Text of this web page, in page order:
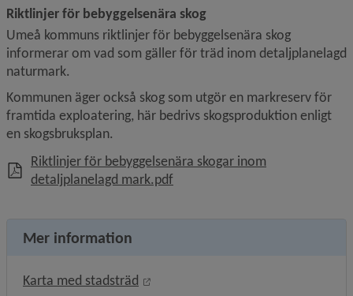
Riktlinjer för bebyggelsenära skog
Umeå kommuns riktlinjer för bebyggelsenära skog
informerar om vad som gäller för träd inom detaljplanelagd
naturmark.
Kommunen äger också skog som utgör en markreserv för
framtida exploatering, här bedrivs skogsproduktion enligt
en skogsbruksplan.
Riktlinjer för bebyggelsenära skogar inom
detaljplanelagd mark.pdf, 750 kB, öppnas i nytt fönster.
Mer information
Karta med stadsträd
Länk till annan webbplats, öppnas